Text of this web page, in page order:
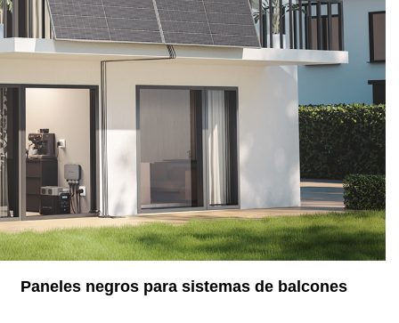
Paneles negros para sistemas de balcones